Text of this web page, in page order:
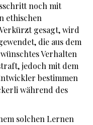
noch mit
ethischen
gesagt, wird
die aus dem
Verhalten
jedoch mit dem
bestimmen
während des
solchen Lernen